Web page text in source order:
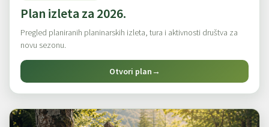
Plan izleta za 2026.
Pregled planiranih planinarskih izleta, tura i aktivnosti društva za
novu sezonu.
Otvori plan→